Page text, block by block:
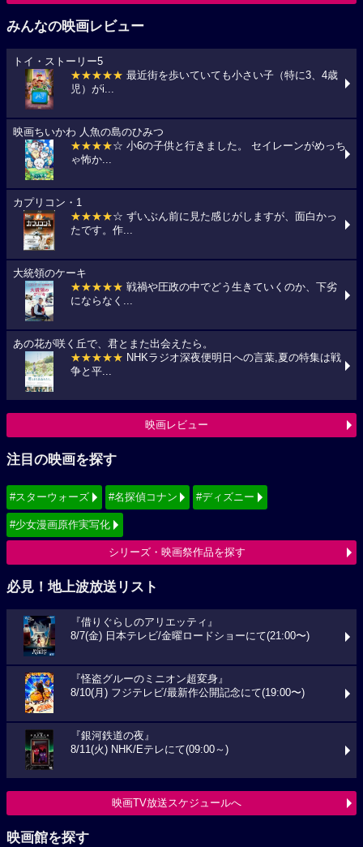
みんなの映画レビュー
トイ・ストーリー5
★★★★★ 最近街を歩いていても小さい子（特に3、4歳
児）がi...
映画ちいかわ 人魚の島のひみつ
★★★★☆ 小6の子供と行きました。 セイレーンがめっち
ゃ怖か...
カプリコン・1
★★★★☆ ずいぶん前に見た感じがしますが、面白かっ
たです。作...
大統領のケーキ
★★★★★ 戦禍や圧政の中でどう生きていくのか、下劣
にならなく...
あの花が咲く丘で、君とまた出会えたら。
★★★★★ NHKラジオ深夜便明日への言葉,夏の特集は戦
争と平...
映画レビュー
注目の映画を探す
#スターウォーズ #名探偵コナン #ディズニー
#少女漫画原作実写化
シリーズ・映画祭作品を探す
必見！地上波放送リスト
『借りぐらしのアリエッティ』
8/7(金) 日本テレビ/金曜ロードショーにて(21:00〜)
『怪盗グルーのミニオン超変身』
8/10(月) フジテレビ/最新作公開記念にて(19:00〜)
『銀河鉄道の夜』
8/11(火) NHK/Eテレにて(09:00～)
映画TV放送スケジュールへ
映画館を探す